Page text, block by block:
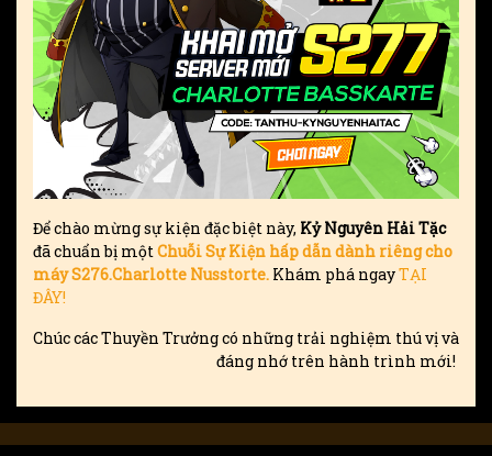
Để chào mừng sự kiện đặc biệt này, Kỷ Nguyên Hải Tặc
đã chuẩn bị mộtChuỗi Sự Kiện hấp dẫn dành riêng cho
máy S276.Charlotte Nusstorte. Khám phá ngayTẠI
ĐÂY!
Chúc các Thuyền Trưởng có những trải nghiệm thú vị và
đáng nhớ trên hành trình mới!